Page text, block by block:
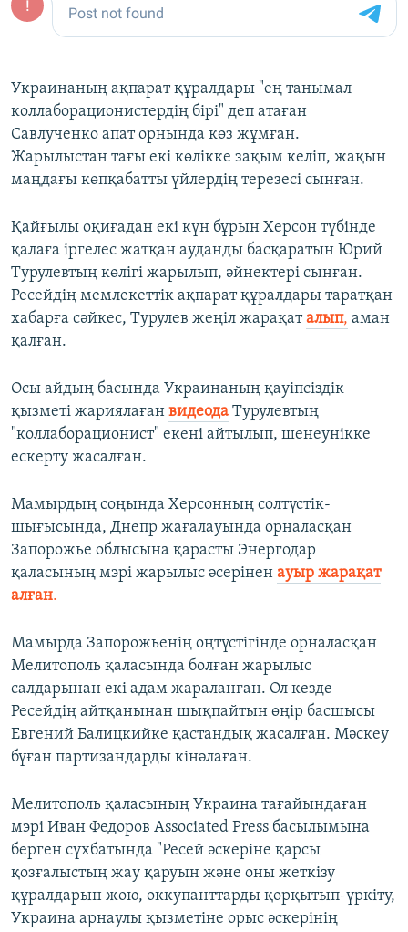
Украинаның ақпарат құралдары "ең танымал
коллаборационистердің бірі" деп атаған
Савлученко апат орнында көз жұмған.
Жарылыстан тағы екі көлікке зақым келіп, жақын
маңдағы көпқабатты үйлердің терезесі сынған.
Қайғылы оқиғадан екі күн бұрын Херсон түбінде
қалаға іргелес жатқан ауданды басқаратын Юрий
Турулевтың көлігі жарылып, әйнектері сынған.
Ресейдің мемлекеттік ақпарат құралдары таратқан
хабарға сәйкес, Турулев жеңіл жарақаталып, аман
қалған.
Осы айдың басында Украинаның қауіпсіздік
қызметі жариялаған видеода Турулевтың
"коллаборационист" екені айтылып, шенеунікке
ескерту жасалған.
Мамырдың соңында Херсонның солтүстік-
шығысында, Днепр жағалауында орналасқан
Запорожье облысына қарасты Энергодар
қаласының мэрі жарылыс әсерінен ауыр жарақат
алған.
Мамырда Запорожьенің оңтүстігінде орналасқан
Мелитополь қаласында болған жарылыс
салдарынан екі адам жараланған. Ол кезде
Ресейдің айтқанынан шықпайтын өңір басшысы
Евгений Балицкийке қастандық жасалған. Мәскеу
бұған партизандарды кінәлаған.
Мелитополь қаласының Украина тағайындаған
мэрі Иван Федоров Associated Press басылымына
берген сұхбатында "Ресей әскеріне қарсы
қозғалыстың жау қаруын және оны жеткізу
құралдарын жою, оккупанттарды қорқытып-үркіту,
Украина арнаулы қызметіне орыс әскерінің